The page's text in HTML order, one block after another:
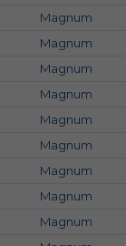
Magnum
Magnum
Magnum
Magnum
Magnum
Magnum
Magnum
Magnum
Magnum